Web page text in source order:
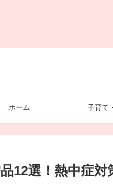
ホーム 子育て
12選！熱中症